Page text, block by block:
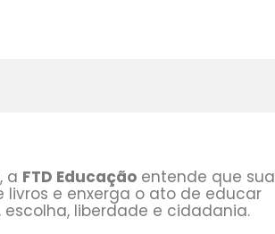
a FTD Educação entende que sua
e enxerga o ato de educar
liberdade e cidadania.